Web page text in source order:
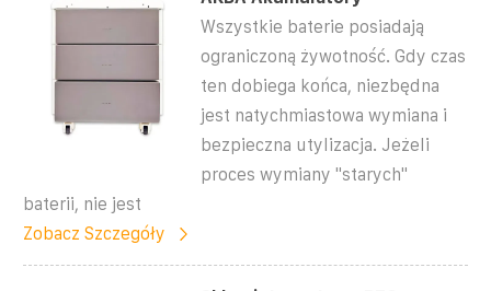
Wszystkie baterie posiadają
ograniczoną żywotność. Gdy czas
ten dobiega końca, niezbędna
jest natychmiastowa wymiana i
bezpieczna utylizacja. Jeżeli
proces wymiany "starych"
baterii, nie jest
Zobacz Szczegóły